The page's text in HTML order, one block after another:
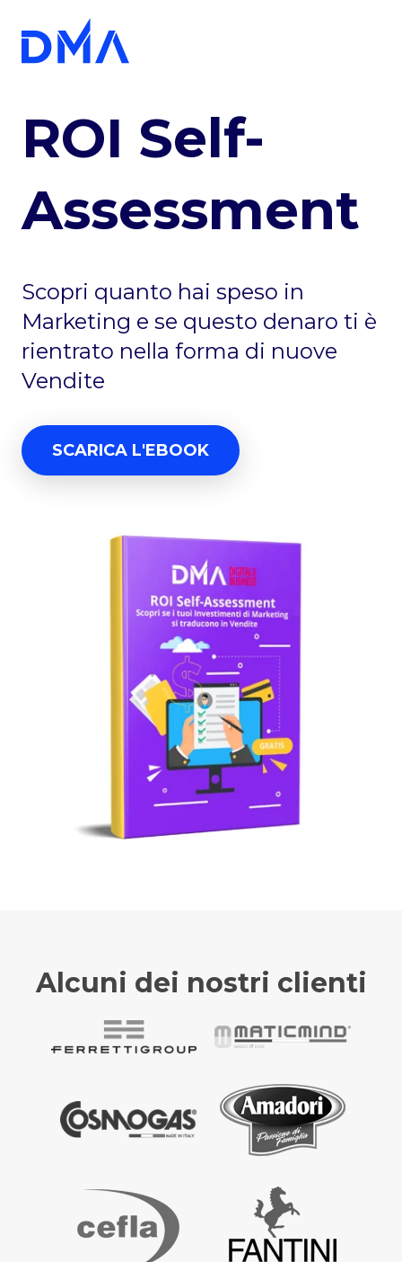
ROI Self-
Assessment
Scopri quanto hai speso in
Marketing e se questo denaro ti è
rientrato nella forma di nuove
Vendite
SCARICA L'EBOOK
Alcuni dei nostri clienti